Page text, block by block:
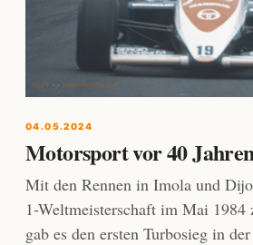
04.05.2024
Motorsport vor 40
Mit den Rennen in Imola und
1-Weltmeisterschaft im Mai 1984
gab es den ersten Turbosieg in